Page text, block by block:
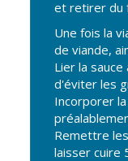
et retirer du
Une fois la
de viande,
Lier la
d'éviter les
Incorporer
Remettre
laisser cuire